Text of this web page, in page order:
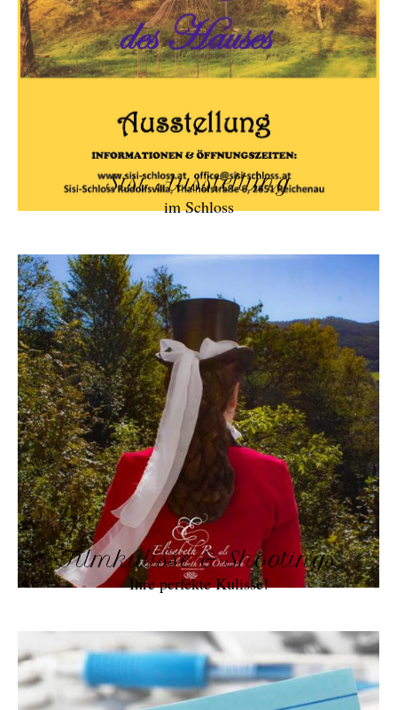
Sisi Ausstellung
im Schloss
Filmkulisse & Shootings
Ihre perfekte Kulisse!